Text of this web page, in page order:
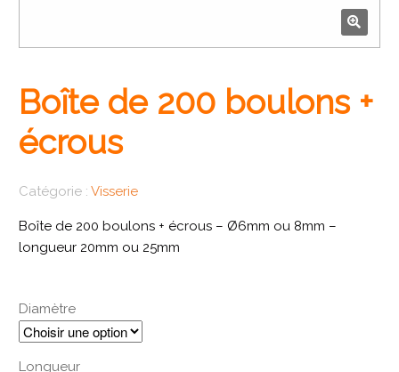
🔍
Boîte de 200 boulons +
écrous
Catégorie :Visserie
Boîte de 200 boulons + écrous – Ø6mm ou 8mm –
longueur 20mm ou 25mm
Diamètre
Longueur